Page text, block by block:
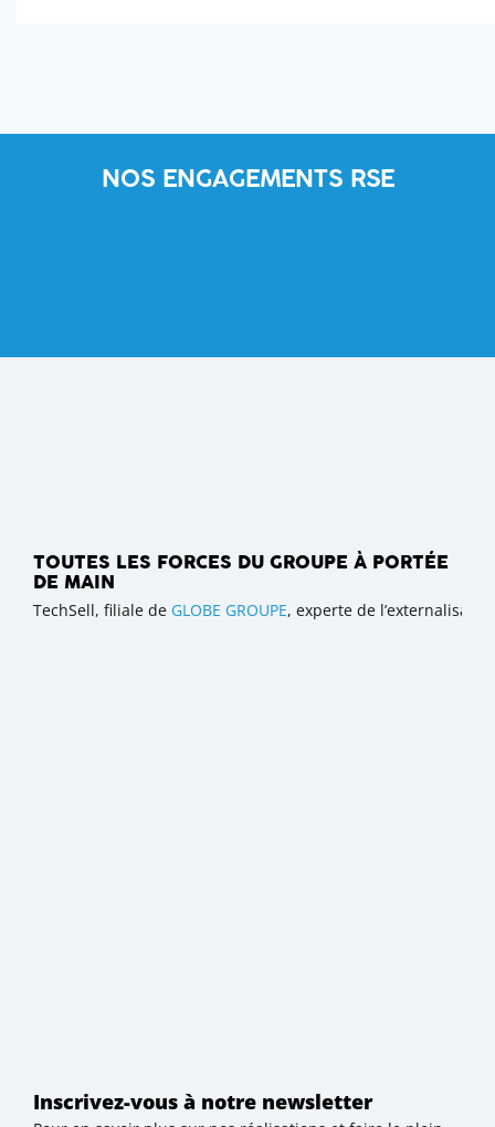
NOS ENGAGEMENTS RSE
TOUTES LES FORCES DU GROUPE À PORTÉE
DE MAIN
TechSell, filiale de GLOBE GROUPE, experte de
Inscrivez-vous à notre newsletter